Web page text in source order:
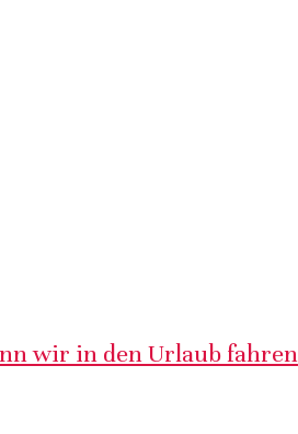
wir in den Urlaub fahren